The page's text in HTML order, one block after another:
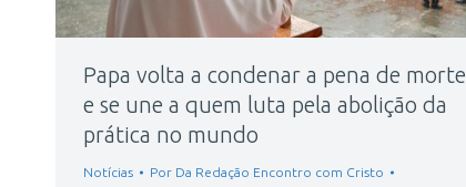
Papa volta a condenar a pena de morte
e se une a quem luta pela abolição da
prática no mundo
Notícias Por Da Redação Encontro com Cristo